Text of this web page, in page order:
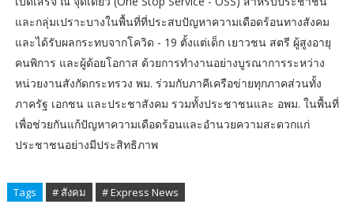
และกลุ่มเปราะบางในพื้นที่ที่ประสบปัญหาความเดือดร้อนทางสังคม
และได้รับผลกระทบจากโควิด - 19 ตั้งแต่เด็ก เยาวชน สตรี ผู้สูงอายุ
คนพิการ และผู้ด้อยโอกาส ด้วยการทำงานอย่างบูรณาการระหว่าง
หน่วยงานสังกัดกระทรวง พม. ร่วมกับภาคีเครือข่ายทุกภาคส่วนทั้ง
ภาครัฐ เอกชน และประชาสังคม รวมทั้งประชาชนและ อพม. ในพื้นที่
เพื่อช่วยกันแก้ปัญหาความเดือดร้อนและอำนวยความสะดวกแก่
ประชาชนอย่างมีประสิทธิภาพ
Tags # สังคม # Express News